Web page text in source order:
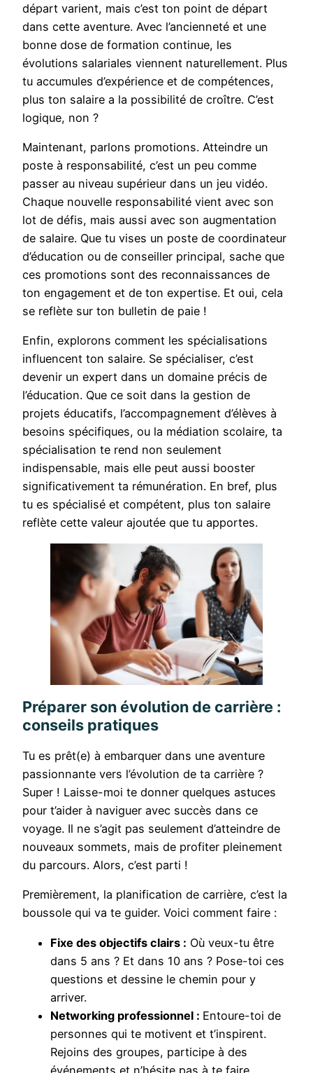
départ varient, mais c’est ton point de départ
dans cette aventure. Avec l’ancienneté et une
bonne dose de formation continue, les
évolutions salariales viennent naturellement. Plus
tu accumules d’expérience et de compétences,
plus ton salaire a la possibilité de croître. C’est
logique, non ?
Maintenant, parlons promotions. Atteindre un
poste à responsabilité, c’est un peu comme
passer au niveau supérieur dans un jeu vidéo.
Chaque nouvelle responsabilité vient avec son
lot de défis, mais aussi avec son augmentation
de salaire. Que tu vises un poste de coordinateur
d’éducation ou de conseiller principal, sache que
ces promotions sont des reconnaissances de
ton engagement et de ton expertise. Et oui, cela
se reflète sur ton bulletin de paie !
Enfin, explorons comment les spécialisations
influencent ton salaire. Se spécialiser, c’est
devenir un expert dans un domaine précis de
l’éducation. Que ce soit dans la gestion de
projets éducatifs, l’accompagnement d’élèves à
besoins spécifiques, ou la médiation scolaire, ta
spécialisation te rend non seulement
indispensable, mais elle peut aussi booster
significativement ta rémunération. En bref, plus
tu es spécialisé et compétent, plus ton salaire
reflète cette valeur ajoutée que tu apportes.
Préparer son évolution de carrière :
conseils pratiques
Tu es prêt(e) à embarquer dans une aventure
passionnante vers l’évolution de ta carrière ?
Super ! Laisse-moi te donner quelques astuces
pour t’aider à naviguer avec succès dans ce
voyage. Il ne s’agit pas seulement d’atteindre de
nouveaux sommets, mais de profiter pleinement
du parcours. Alors, c’est parti !
Premièrement, la planification de carrière, c’est la
boussole qui va te guider. Voici comment faire :
Fixe des objectifs clairs : Où veux-tu être
dans 5 ans ? Et dans 10 ans ? Pose-toi ces
questions et dessine le chemin pour y
arriver.
Networking professionnel : Entoure-toi de
personnes qui te motivent et t’inspirent.
Rejoins des groupes, participe à des
événements et n’hésite pas à te faire